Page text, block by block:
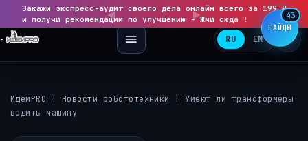
Закажи экспресс-аудит своего дела онлайн всего за 199 ₽
и получи рекомендации по улучшению - Жми сюда !
▶
RU EN
ИдеиPRO Новости робототехники |Умеют ли трансформеры
водить машину
ГАЙДЫ
43